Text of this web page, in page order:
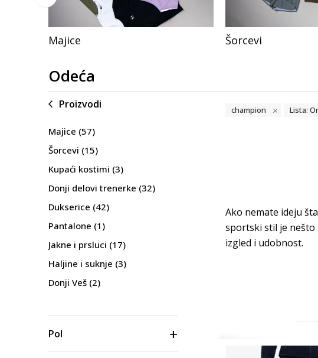
Majice Šorcevi
Odeća
Proizvodi
Majice (57)
Šorcevi (15)
Kupaći kostimi (3)
Donji delovi trenerke (32)
Dukserice (42)
Pantalone (1)
Jakne i prsluci (17)
Haljine i suknje (3)
Donji Veš (2)
Pol
champion Lista:
Ako nemate ideju
sportski stil je nešto
izgled i udobnost.